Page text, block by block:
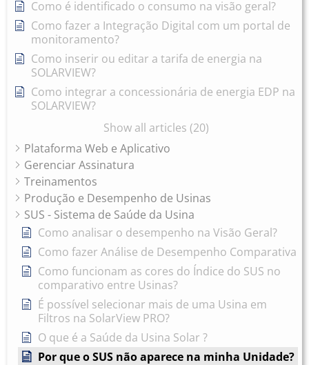
Como é identificado o consumo na visão geral?
Como fazer a Integração Digital com um portal de
monitoramento?
Como inserir ou editar a tarifa de energia na
SOLARVIEW?
Como integrar a concessionária de energia EDP na
SOLARVIEW?
Show all articles (20)
Plataforma Web e Aplicativo
Gerenciar Assinatura
Treinamentos
Produção e Desempenho de Usinas
SUS - Sistema de Saúde da Usina
Como analisar o desempenho na Visão Geral?
Como fazer Análise de Desempenho Comparativa
Como funcionam as cores do Índice do SUS no
comparativo entre Usinas?
É possível selecionar mais de uma Usina em
Filtros na SolarView PRO?
O que é a Saúde da Usina Solar ?
Por que o SUS não aparece na minha Unidade?